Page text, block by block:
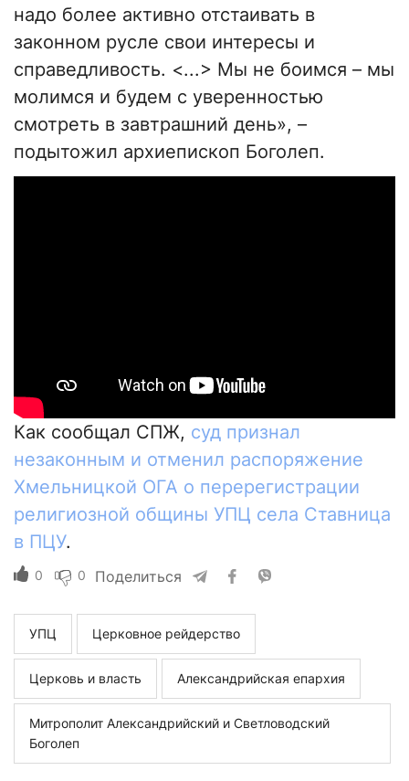
надо более активно отстаивать в
законном русле свои интересы и
справедливость. <...> Мы не боимся – мы
молимся и будем с уверенностью
смотреть в завтрашний день», –
подытожил архиепископ Боголеп.
Как сообщал СПЖ, суд признал
незаконным и отменил распоряжение
Хмельницкой ОГА о перерегистрации
религиозной общины УПЦ села Ставница
в ПЦУ.
0 0 Поделиться
УПЦ Церковное рейдерство
Церковь и власть Александрийская епархия
Митрополит Александрийский и Светловодский
Боголеп